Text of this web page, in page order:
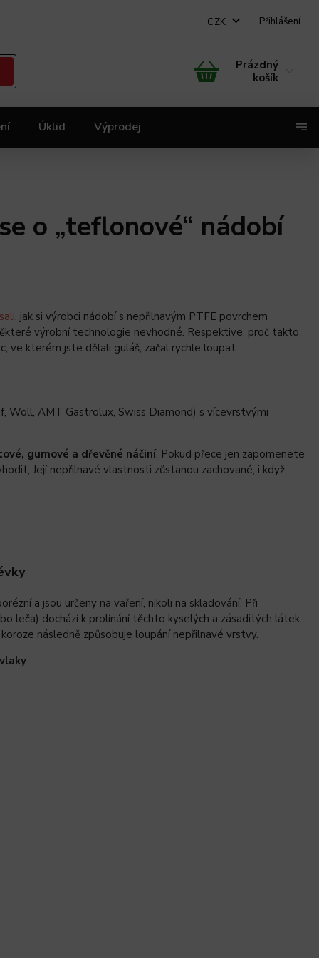
CZK Přihlášení
Prázdný
košík
Úklid Výprodej
o „teflonové“ nádobí
, jak si výrobci nádobí s nepřilnavým PTFE povrchem
výrobní technologie nevhodné. Respektive, proč takto
ve kterém jste dělali guláš, začal rychle loupat.
Woll, AMT Gastrolux, Swiss Diamond) s vícevrstvými
gumové a dřevěné náčiní. Pokud přece jen zapomenete
Její nepřilnavé vlastnosti zůstanou zachované, i když
a jsou určeny na vaření, nikoli na skladování. Při
leča) dochází k prolínání těchto kyselých a zásaditých látek
následně způsobuje loupání nepřilnavé vrstvy.
.